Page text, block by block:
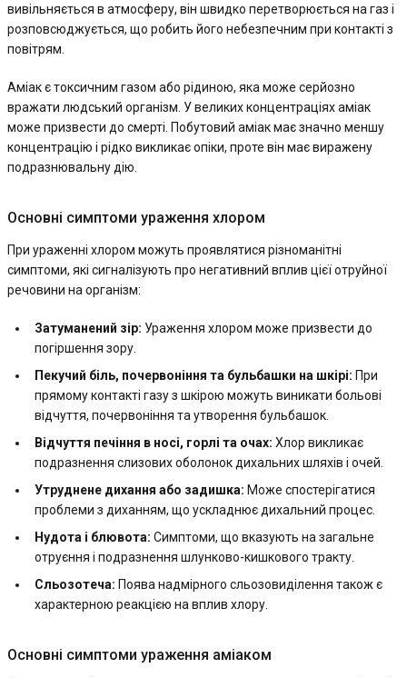
вивільняється в атмосферу, він швидко перетворюється на газ і
розповсюджується, що робить його небезпечним при контакті з
повітрям.
Аміак є токсичним газом або рідиною, яка може серйозно
вражати людський організм. У великих концентраціях аміак
може призвести до смерті. Побутовий аміак має значно меншу
концентрацію і рідко викликає опіки, проте він має виражену
подразнювальну дію.
Основні симптоми ураження хлором
При ураженні хлором можуть проявлятися різноманітні
симптоми, які сигналізують про негативний вплив цієї отруйної
речовини на організм:
Затуманений зір: Ураження хлором може призвести до
погіршення зору.
Пекучий біль, почервоніння та бульбашки на шкірі: При
прямому контакті газу з шкірою можуть виникати больові
відчуття, почервоніння та утворення бульбашок.
Відчуття печіння в носі, горлі та очах: Хлор викликає
подразнення слизових оболонок дихальних шляхів і очей.
Утруднене дихання або задишка: Може спостерігатися
проблеми з диханням, що ускладнює дихальний процес.
Нудота і блювота: Симптоми, що вказують на загальне
отруєння і подразнення шлунково-кишкового тракту.
Сльозотеча: Поява надмірного сльозовиділення також є
характерною реакцією на вплив хлору.
Основні симптоми ураження аміаком